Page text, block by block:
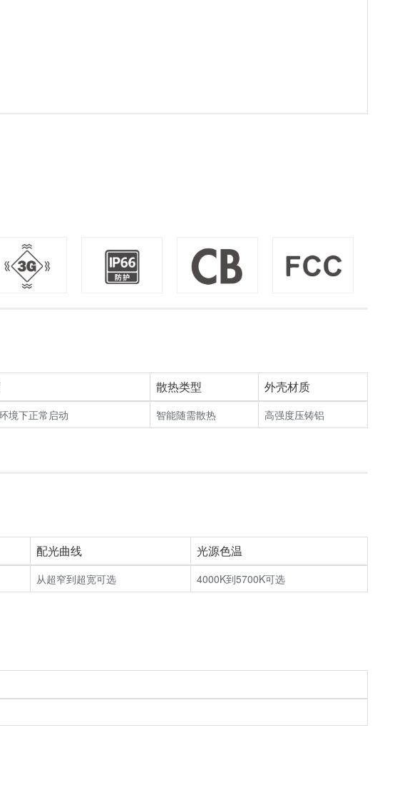
散热类型 外壳材质
境下正常启动 智能随需散热 高强度压铸铝
配光曲线 光源色温
从超窄到超宽可选 4000K到5700K可选